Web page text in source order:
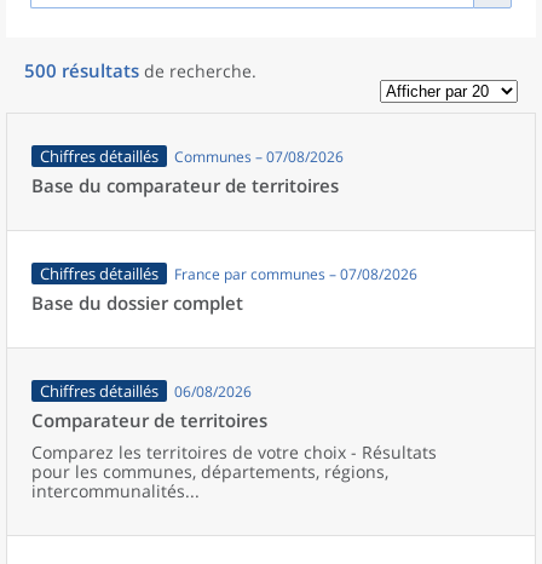
500 résultats de recherche.
Chiffres détaillés Communes – 07/08/2026
Base du comparateur de territoires
Chiffres détaillés France par communes – 07/08/2026
Base du dossier complet
Chiffres détaillés 06/08/2026
Comparateur de territoires
Comparez les territoires de votre choix - Résultats
pour les communes, départements, régions,
intercommunalités...